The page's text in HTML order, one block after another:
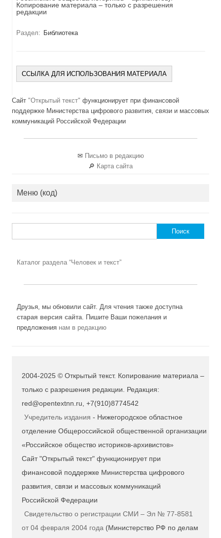
Копирование материала – только с разрешения
редакции
Раздел: Библиотека
ССЫЛКА ДЛЯ ИСПОЛЬЗОВАНИЯ МАТЕРИАЛА
Сайт "Открытый текст" функционирует при финансовой
поддержке Министерства цифрового развития, связи и массовых
коммуникаций Российской Федерации
✉ Письмо в редакцию
🔎 Карта сайта
Меню (код)
Каталог раздела “Человек и текст”
Друзья, мы обновили сайт. Для чтения также доступна
старая версия сайта. Пишите Ваши пожелания и
предложения нам в редакцию
2004-2025 © Открытый текст. Копирование материала –
только с разрешения редакции. Редакция:
red@opentextnn.ru, +7(910)8774542
Учредитель издания - Нижегородское областное
отделение Общероссийской общественной организации
«Российское общество историков-архивистов»
Сайт "Открытый текст" функционирует при
финансовой поддержке Министерства цифрового
развития, связи и массовых коммуникаций
Российской Федерации
Свидетельство о регистрации СМИ – Эл № 77-8581
от 04 февраля 2004 года (Министерство РФ по делам